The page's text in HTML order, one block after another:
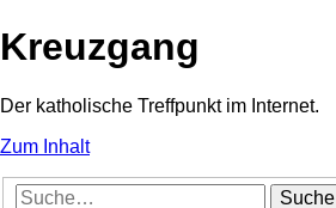
Kreuzgang
Der katholische Treffpunkt im Internet.
Zum Inhalt
Suche